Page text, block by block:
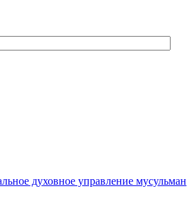
духовное управление мусульман